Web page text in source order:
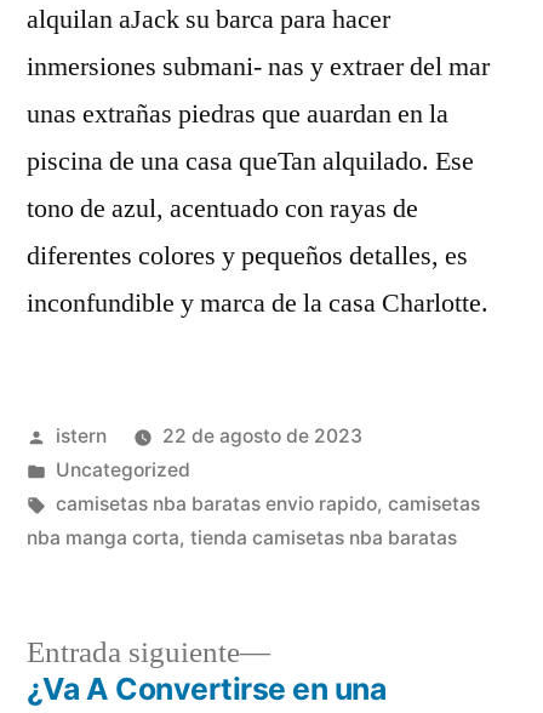
alquilan aJack su barca para hacer
inmersiones submani- nas y extraer del mar
unas extrañas piedras que auardan en la
piscina de una casa queTan alquilado. Ese
tono de azul, acentuado con rayas de
diferentes colores y pequeños detalles, es
inconfundible y marca de la casa Charlotte.
Publicado
por
istern
22 de agosto de 2023
Publicado
en
Uncategorized
Etiquetas:
camisetas nba baratas envio rapido, camisetas
nba manga corta, tienda camisetas nba baratas
Entrada siguiente
Entrada
siguiente:
¿Va A Convertirse en una